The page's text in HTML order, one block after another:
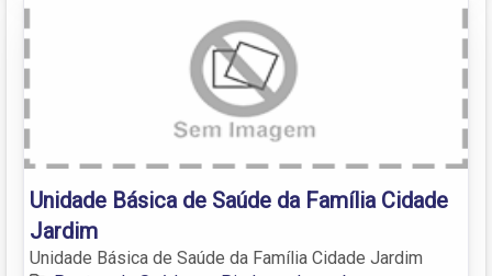
Unidade Básica de Saúde da Família Cidade
Jardim
Unidade Básica de Saúde da Família Cidade Jardim